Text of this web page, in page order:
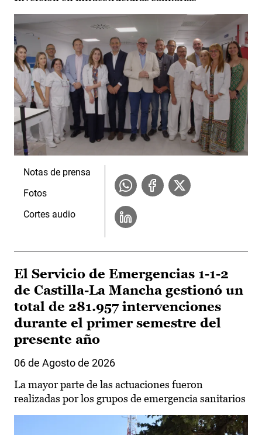
Notas de prensa
Fotos
Cortes audio
El Servicio de Emergencias 1-1-2
de Castilla-La Mancha gestionó un
total de 281.957 intervenciones
durante el primer semestre del
presente año
06 de Agosto de 2026
La mayor parte de las actuaciones fueron
realizadas por los grupos de emergencia sanitarios